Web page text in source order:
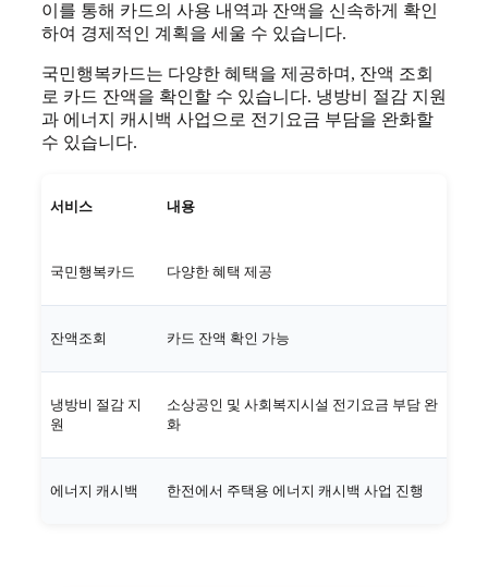
이를 통해 카드의 사용 내역과 잔액을 신속하게 확인
하여 경제적인 계획을 세울 수 있습니다.
국민행복카드는 다양한 혜택을 제공하며, 잔액 조회
로 카드 잔액을 확인할 수 있습니다. 냉방비 절감 지원
과 에너지 캐시백 사업으로 전기요금 부담을 완화할
수 있습니다.
서비스 내용
국민행복카드 다양한 혜택 제공
잔액조회 카드 잔액 확인 가능
냉방비 절감 지
원
소상공인 및 사회복지시설 전기요금 부담 완
화
에너지 캐시백 한전에서 주택용 에너지 캐시백 사업 진행